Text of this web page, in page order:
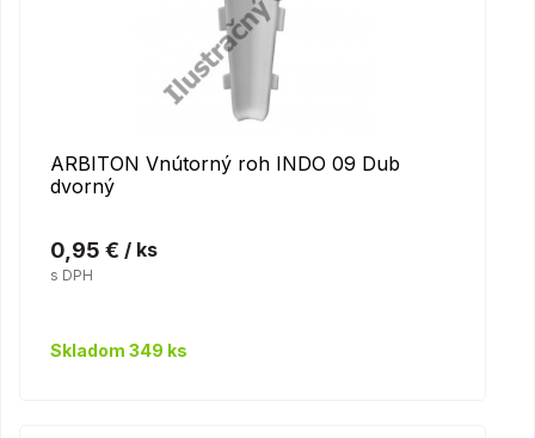
ARBITON Vnútorný roh INDO 09 Dub
dvorný
0,95 € / ks
s DPH
Skladom 349 ks